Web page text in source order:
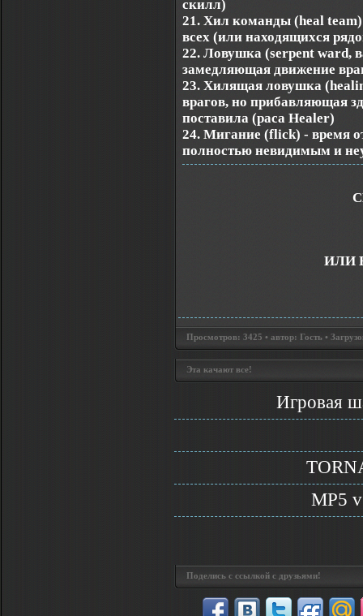
скилл)
21. Хил команды (heal
всех (или находящихся
22. Ловушка (serpent ward,
замедляющая движение
23. Хилящая ловушка
врагов, но прибавляющая
поставила (раса Healer)
24. Мигание (flick) - время
полностью невидимым и
ИЛИ
Просмотров: 3425 • автор: Гость •
Эта качают все!
Игровая
MP5
Поделись с ссылкой с друзьями!